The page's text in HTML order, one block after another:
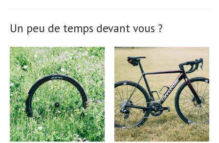
Un peu de temps devant vous ?